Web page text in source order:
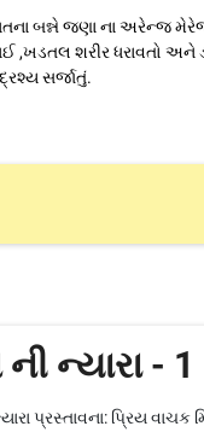
જણા ના અરેન્જ મેરેજ
શરીર ધરાવતો અને
સર્જાતું.
ની ન્યારા - 1
પ્રસ્તાવના: પ્રિય વાચક